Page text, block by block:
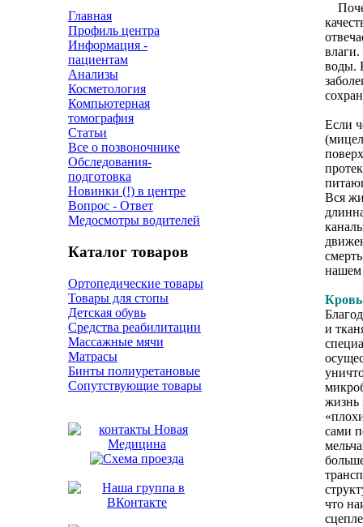
Главная
Профиль центра
Информация -
пациентам
Анализы
Косметология
Компьютерная
томография
Статьи
Все о позвоночнике
Обследования-
подготовка
Новинки (!) в центре
Вопрос - Ответ
Медосмотры водителей
Каталог товаров
Ортопедические товары
Товары для стопы
Детская обувь
Средства реабилитации
Массажные мячи
Матрасы
Бинты полиуретановые
Сопутствующие товары
воды.
Если
Вся
нашем
Кровь
и
жизнь
сами
что